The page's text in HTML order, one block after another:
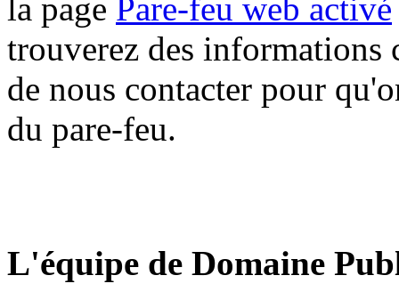
la page Pare-feu web activé
trouverez des informations
de nous contacter pour
du pare-feu.
L'équipe de Domaine